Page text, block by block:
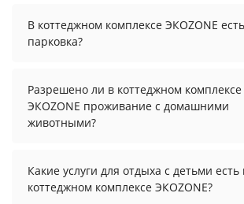
В коттеджном комплексе ЭКОZONE есть
парковка?
парковка, уточните информацию
бронированием у менеджера,
оплачивается отдельно.
Разрешено ли в коттеджном комплексе
ЭКОZONE проживание с домашними
животными?
запрещено.
Какие услуги для отдыха с детьми есть
коттеджном комплексе ЭКОZONE?